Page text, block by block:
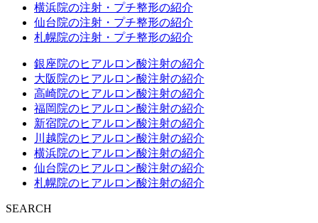
横浜院の注射・プチ整形の紹介
仙台院の注射・プチ整形の紹介
札幌院の注射・プチ整形の紹介
銀座院のヒアルロン酸注射の紹介
大阪院のヒアルロン酸注射の紹介
高崎院のヒアルロン酸注射の紹介
福岡院のヒアルロン酸注射の紹介
新宿院のヒアルロン酸注射の紹介
川越院のヒアルロン酸注射の紹介
横浜院のヒアルロン酸注射の紹介
仙台院のヒアルロン酸注射の紹介
札幌院のヒアルロン酸注射の紹介
SEARCH